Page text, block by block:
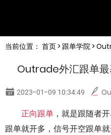
English
繁體中文
当前位置： 首页> 跟单学院>
Outrade外汇跟单最
2023-01-09 10:34:49
正向跟单 ，就是跟随者
跟单就开多，信号开空跟单就